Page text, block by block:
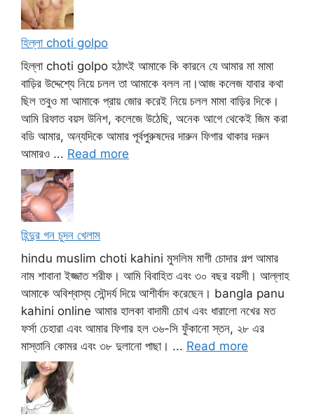
হিল্লা choti golpo
হিল্লা choti golpo হঠাৎই আমাকে কি কারনে যে আমার মা মামা
বাড়ির উদ্দেশ্যে নিয়ে চলল তা আমাকে বলল না।আজ কলেজ যাবার কথা
ছিল তবুও মা আমাকে প্রায় জোর করেই নিয়ে চলল মামা বাড়ির দিকে।
আমি রিফাত বয়স উনিশ, কলেজে উঠেছি, অনেক আগে থেকেই জিম করা
বডি আমার, অন্যদিকে আমার পূর্বপুরুষদের দারুন ফিগার থাকার দরুন
আমারও ... Read more
হিন্দুর গন চুদন খেলাম
hindu muslim choti kahini মুসলিম মাগী চোদার গল্প আমার
নাম শাবানা ইজ্জাত শরীফ। আমি বিবাহিত এবং ৩০ বছর বয়সী। আল্লাহ
আমাকে অবিশ্বাস্য সৌন্দর্য দিয়ে আশীর্বাদ করেছেন। bangla panu
kahini online আমার হালকা বাদামী চোখ এবং ধারালো নখের মত
ফর্সা চেহারা এবং আমার ফিগার হল ৩৬-সি ফুঁকানো স্তন, ২৮ এর
মাস্তানি কোমর এবং ৩৮ দুলানো পাছা। ... Read more